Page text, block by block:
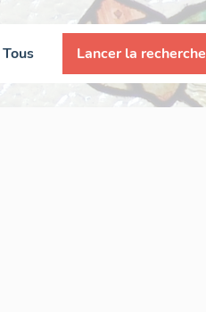
Tous Lancer la recherche